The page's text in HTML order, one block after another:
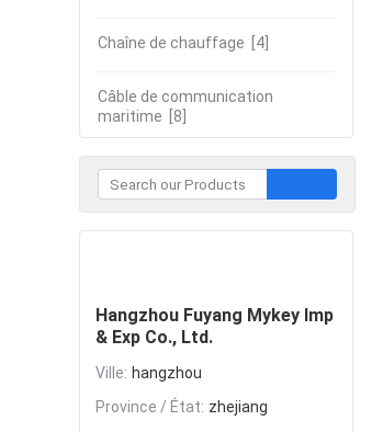
Chaîne de chauffage [4]
Câble de communication
maritime [8]
Hangzhou Fuyang Mykey Imp
& Exp Co., Ltd.
Ville: hangzhou
Province / État: zhejiang